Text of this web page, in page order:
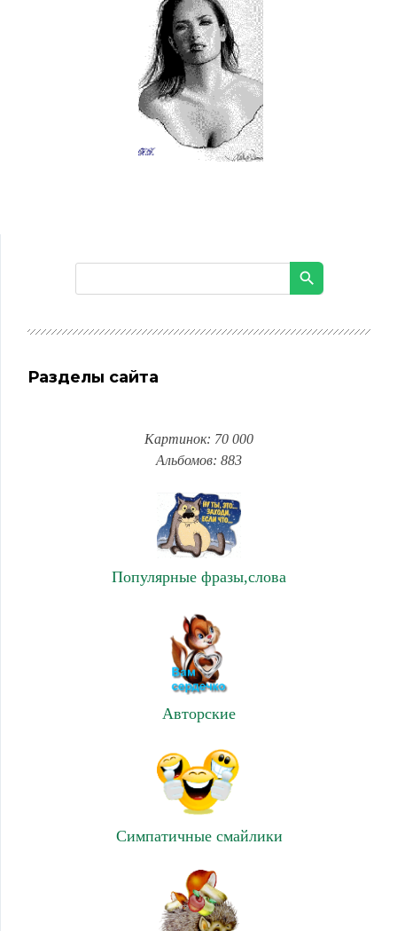
Разделы сайта
Картинок: 70 000
Альбомов: 883
Популярные фразы,слова
Авторские
Симпатичные смайлики